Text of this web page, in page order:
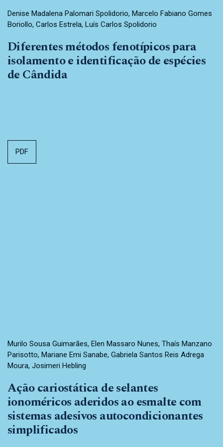
Denise Madalena Palomari Spolidorio, Marcelo Fabiano Gomes
Boriollo, Carlos Estrela, Luís Carlos Spolidorio
Diferentes métodos fenotípicos para
isolamento e identificação de espécies
de Cândida
PDF
Murilo Sousa Guimarães, Elen Massaro Nunes, Thaís Manzano
Parisotto, Mariane Emi Sanabe, Gabriela Santos Reis Adrega
Moura, Josimeri Hebling
Ação cariostática de selantes
ionoméricos aderidos ao esmalte com
sistemas adesivos autocondicionantes
simplificados